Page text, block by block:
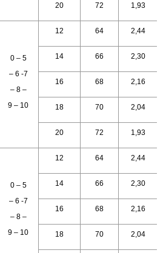
20 72 1,93
0 – 5
– 6 -7
– 8 –
9 – 10
12 64 2,44
14 66 2,30
16 68 2,16
18 70 2,04
20 72 1,93
0 – 5
– 6 -7
– 8 –
9 – 10
12 64 2,44
14 66 2,30
16 68 2,16
18 70 2,04